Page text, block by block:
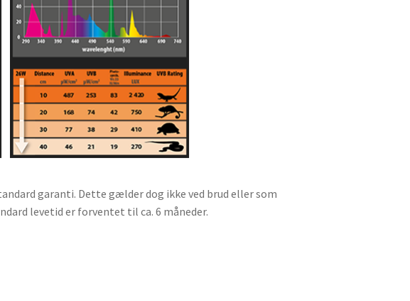
garanti. Dette gælder dog ikke ved brud eller som
levetid er forventet til ca. 6 måneder.